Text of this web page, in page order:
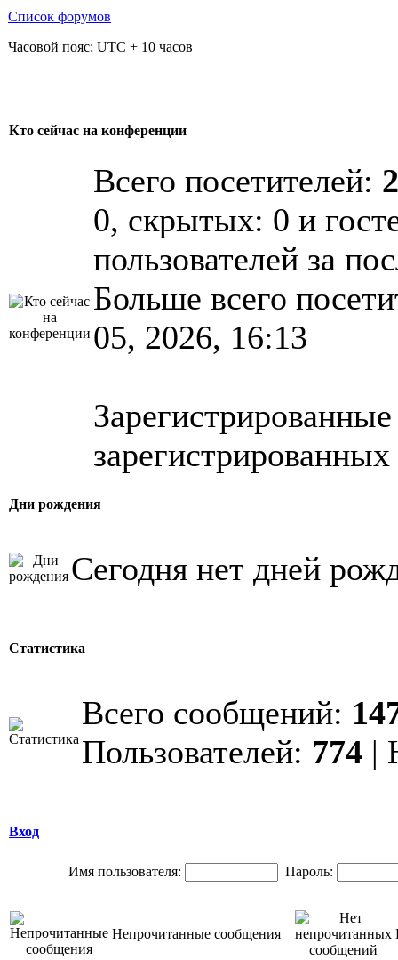
Список форумов
Часовой пояс: UTC + 10 часов
Кто сейчас на конференции
Всего посетителей:
0, скрытых: 0 и
пользователей за
Больше всего
05, 2026, 16:13
зарегистрированных
Дни рождения
Сегодня нет дней
Статистика
Всего сообщений:
Пользователей: 774 |
Вход
Имя пользователя: Пароль:
Непрочитанные сообщения